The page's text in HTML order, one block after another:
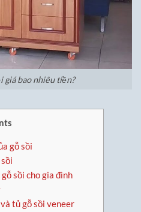
giá bao nhiêu tiền?
gỗ sồi
sồi cho gia đình
tủ gỗ sồi veneer